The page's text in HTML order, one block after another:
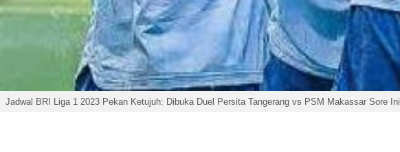
Jadwal BRI Liga 1 2023 Pekan Ketujuh: Dibuka Duel Persita Tangerang vs PSM Makassar Sore Ini